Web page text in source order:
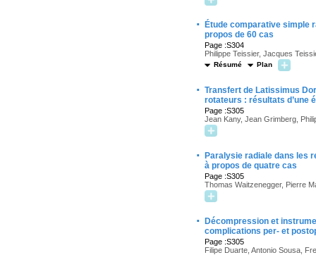
·
Étude comparative simple
propos de 60 cas
Page :S304
Philippe Teissier, Jacques
Résumé Plan
· Transfert de Latissimus
rotateurs : résultats d’une
Page :S305
Jean Kany, Jean Grimberg,
·
Paralysie radiale dans les
à propos de quatre cas
Page :S305
Thomas Waitzenegger, Pierre
·
Décompression et
complications per- et
Page :S305
Filipe Duarte, Antonio Sousa,